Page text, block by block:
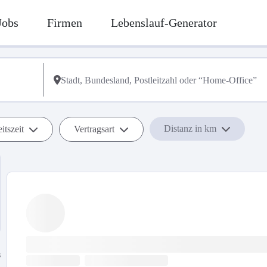
Firmen Lebenslauf-Generator
Vertragsart Distanz in km